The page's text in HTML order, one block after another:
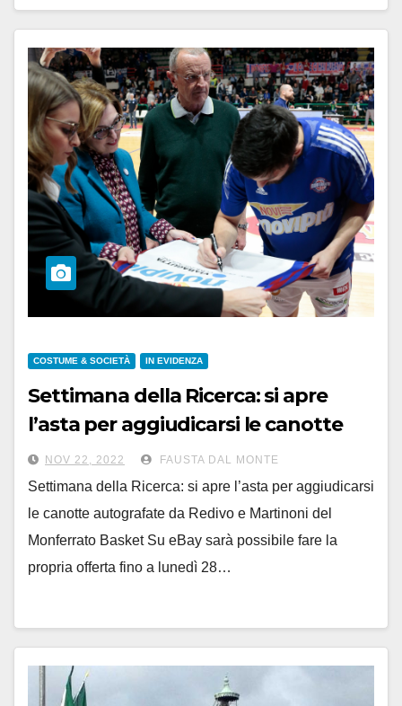
COSTUME & SOCIETÀ IN EVIDENZA
Settimana della Ricerca: si apre
l’asta per aggiudicarsi le canotte
autografate da Redivo e Martinoni
del Monferrato Basket
NOV 22, 2022 FAUSTA DAL MONTE
Settimana della Ricerca: si apre l’asta per aggiudicarsi
le canotte autografate da Redivo e Martinoni del
Monferrato Basket Su eBay sarà possibile fare la
propria offerta fino a lunedì 28…